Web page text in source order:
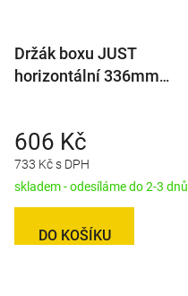
Držák boxu JUST
horizontální 336mm
733 Kč s DPH
606 Kč
skladem - odesíláme do 2-3 dnů
DO KOŠÍKU